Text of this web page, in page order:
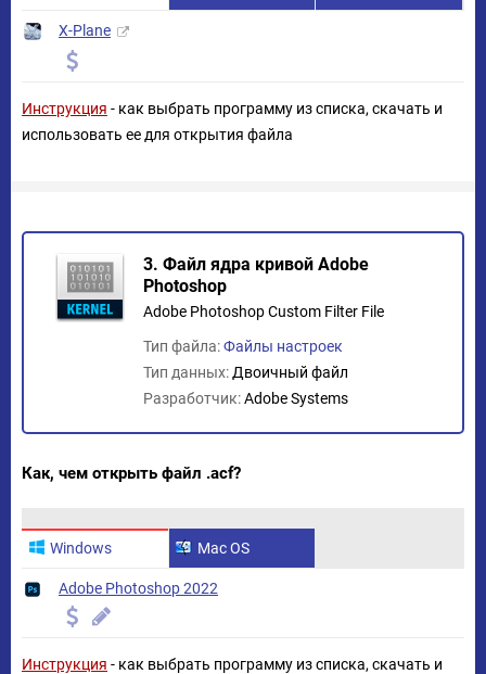
X-Plane
Инструкция - как выбрать программу из списка, скачать и
использовать ее для открытия файла
3. Файл ядра кривой Adobe
Photoshop
Adobe Photoshop Custom Filter File
Тип файла:Файлы настроек
Тип данных: Двоичный файл
Разработчик:Adobe Systems
Как, чем открыть файл .acf?
Windows Mac OS
Adobe Photoshop 2022
Инструкция - как выбрать программу из списка, скачать и